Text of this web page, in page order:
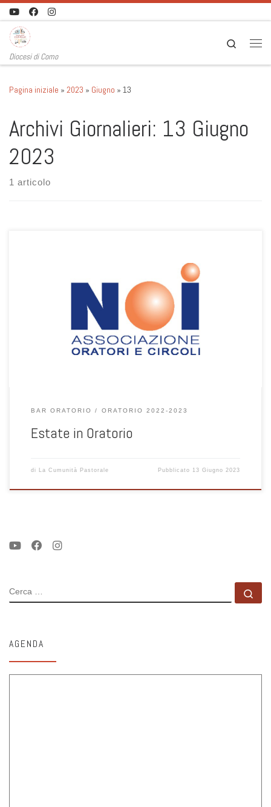
Passa al contenuto
Diocesi di Como
Search
Pagina iniziale » 2023 » Giugno » 13
Archivi Giornalieri: 13 Giugno
2023
1 articolo
BAR ORATORIO ORATORIO 2022-2023
Estate in Oratorio
di La Cumunità Pastorale Pubblicato 13 Giugno 2023
CERCA
AGENDA